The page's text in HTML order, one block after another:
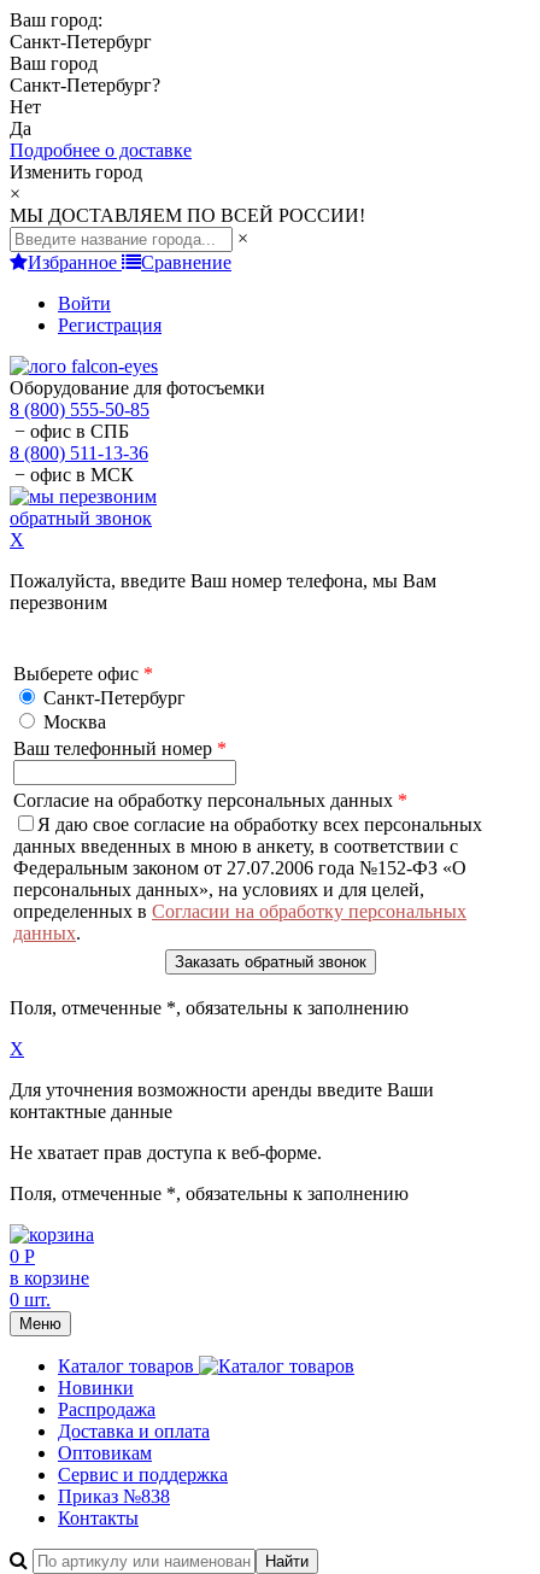
Ваш город:
Санкт-Петербург
Ваш город
Санкт-Петербург?
Нет
Да
Подробнее о доставке
Изменить город
×
МЫ ДОСТАВЛЯЕМ ПО ВСЕЙ РОССИИ!
×
Избранное
Сравнение
Войти
Регистрация
Оборудование для фотосъемки
8 (800) 555-50-85
− офис в СПБ
8 (800) 511-13-36
− офис в МСК
обратный звонок
X
Пожалуйста, введите Ваш номер телефона, мы Вам
перезвоним
Выберете офис *
Санкт-Петербург
Москва
Ваш телефонный номер *
Согласие на обработку персональных данных *
Я даю свое согласие на обработку всех персональных
данных введенных в мною в анкету, в соответствии с
Федеральным законом от 27.07.2006 года №152-ФЗ «О
персональных данных», на условиях и для целей,
определенных в Согласии на обработку персональных
данных.
Поля, отмеченные *, обязательны к заполнению
X
Для уточнения возможности аренды введите Ваши
контактные данные
Не хватает прав доступа к веб-форме.
Поля, отмеченные *, обязательны к заполнению
0 Р
в корзине
0 шт.
Меню
Каталог товаров
Новинки
Распродажа
Доставка и оплата
Оптовикам
Сервис и поддержка
Приказ №838
Контакты